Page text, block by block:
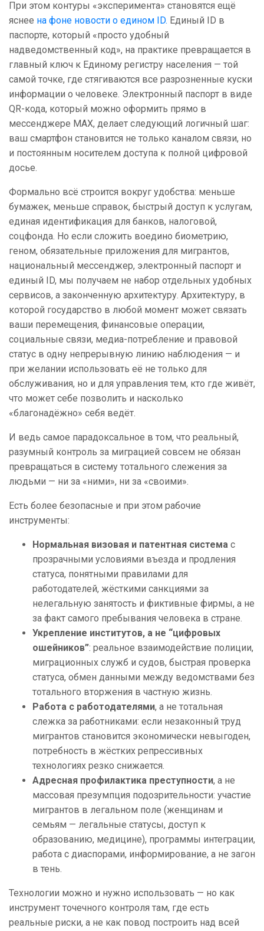
При этом контуры «эксперимента» становятся ещё
яснее на фоне новости о едином ID. Единый ID в
паспорте, который «просто удобный
надведомственный код», на практике превращается в
главный ключ к Единому регистру населения — той
самой точке, где стягиваются все разрозненные куски
информации о человеке. Электронный паспорт в виде
QR-кода, который можно оформить прямо в
мессенджере MAX, делает следующий логичный шаг:
ваш смартфон становится не только каналом связи, но
и постоянным носителем доступа к полной цифровой
досье.
Формально всё строится вокруг удобства: меньше
бумажек, меньше справок, быстрый доступ к услугам,
единая идентификация для банков, налоговой,
соцфонда. Но если сложить воедино биометрию,
геном, обязательные приложения для мигрантов,
национальный мессенджер, электронный паспорт и
единый ID, мы получаем не набор отдельных удобных
сервисов, а законченную архитектуру. Архитектуру, в
которой государство в любой момент может связать
ваши перемещения, финансовые операции,
социальные связи, медиа-потребление и правовой
статус в одну непрерывную линию наблюдения — и
при желании использовать её не только для
обслуживания, но и для управления тем, кто где живёт,
что может себе позволить и насколько
«благонадёжно» себя ведёт.
И ведь самое парадоксальное в том, что реальный,
разумный контроль за миграцией совсем не обязан
превращаться в систему тотального слежения за
людьми — ни за «ними», ни за «своими».
Есть более безопасные и при этом рабочие
инструменты:
Нормальная визовая и патентная система с
прозрачными условиями въезда и продления
статуса, понятными правилами для
работодателей, жёсткими санкциями за
нелегальную занятость и фиктивные фирмы, а не
за факт самого пребывания человека в стране.
Укрепление институтов, а не “цифровых
ошейников”: реальное взаимодействие полиции,
миграционных служб и судов, быстрая проверка
статуса, обмен данными между ведомствами без
тотального вторжения в частную жизнь.
Работа с работодателями, а не тотальная
слежка за работниками: если незаконный труд
мигрантов становится экономически невыгоден,
потребность в жёстких репрессивных
технологиях резко снижается.
Адресная профилактика преступности, а не
массовая презумпция подозрительности: участие
мигрантов в легальном поле (женщинам и
семьям — легальные статусы, доступ к
образованию, медицине), программы интеграции,
работа с диаспорами, информирование, а не загон
в тень.
Технологии можно и нужно использовать — но как
инструмент точечного контроля там, где есть
реальные риски, а не как повод построить над всей